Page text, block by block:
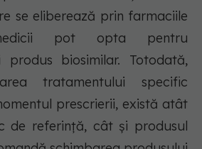
se eliberează prin farmaciile
pot opta pentru
produs biosimilar. Totodată,
tratamentului specific
prescrierii, există atât
de referință, cât și produsul